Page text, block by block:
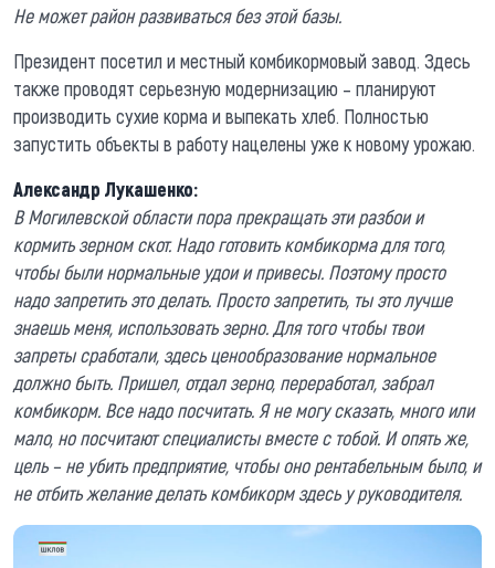
Не может район развиваться без этой базы.
Президент посетил и местный комбикормовый завод. Здесь
также проводят серьезную модернизацию – планируют
производить сухие корма и выпекать хлеб. Полностью
запустить объекты в работу нацелены уже к новому урожаю.
Александр Лукашенко:
В Могилевской области пора прекращать эти разбои и
кормить зерном скот. Надо готовить комбикорма для того,
чтобы были нормальные удои и привесы. Поэтому просто
надо запретить это делать. Просто запретить, ты это лучше
знаешь меня, использовать зерно. Для того чтобы твои
запреты сработали, здесь ценообразование нормальное
должно быть. Пришел, отдал зерно, переработал, забрал
комбикорм. Все надо посчитать. Я не могу сказать, много или
мало, но посчитают специалисты вместе с тобой. И опять же,
цель – не убить предприятие, чтобы оно рентабельным было, и
не отбить желание делать комбикорм здесь у руководителя.